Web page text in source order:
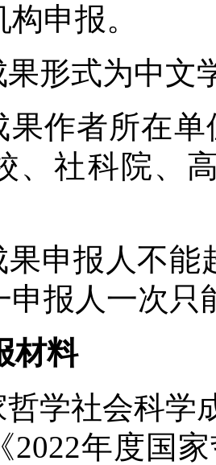
申报。
果形式为中文
果作者所在
、社科院、
果申报人不能
申报人一次只
材料
哲学社会科学
2022年度国